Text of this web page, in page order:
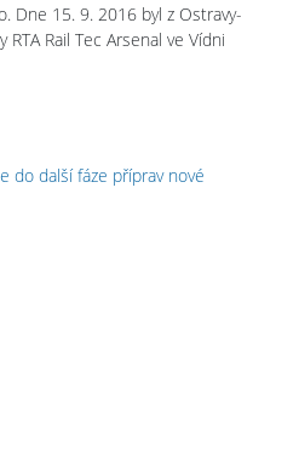
Dne 15. 9. 2016 byl z Ostravy-
Rail Tec Arsenal ve Vídni
do další fáze příprav nové